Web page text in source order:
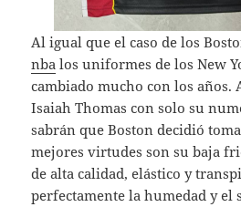
Al igual que el caso de los
nba los uniformes de los New
cambiado mucho con los años.
Isaiah Thomas con solo su
sabrán que Boston decidió
mejores virtudes son su baja
de alta calidad, elástico y
perfectamente la humedad y el